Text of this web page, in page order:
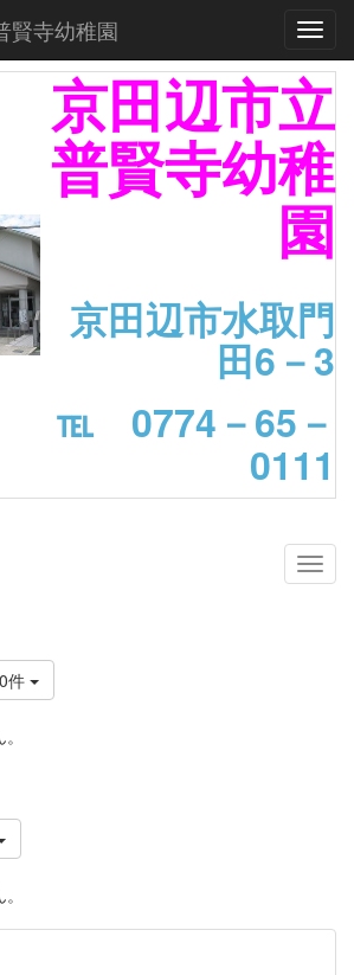
賢寺幼稚園
京田辺市立
普賢寺幼稚
園
京田辺市水取門
田6－3
℡ 0774－65－
0111
件